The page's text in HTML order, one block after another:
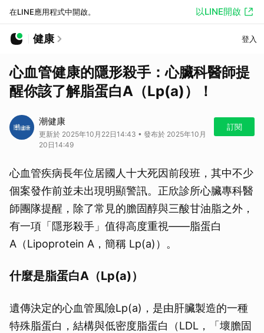
在LINE應用程式中開啟。 以LINE開啟
健康 登入
心血管健康的隱形殺手：心臟科醫師提
醒你該了解脂蛋白A（Lp(a)）！
潮健康
更新於 2025年10月22日14:43 • 發布於 2025年10月
20日14:49
訂閱
心血管疾病長年位居國人十大死因前段班，其中不少
個案發作前並未出現明顯警訊。正欣診所心臟專科醫
師團隊提醒，除了常見的膽固醇與三酸甘油脂之外，
有一項「隱形殺手」值得高度重視——脂蛋白
A（Lipoprotein A，簡稱 Lp(a)）。
什麼是脂蛋白A（Lp(a)）
遺傳決定的心血管風險Lp(a)，是由肝臟製造的一種
特殊脂蛋白，結構與低密度脂蛋白（LDL，「壞膽固